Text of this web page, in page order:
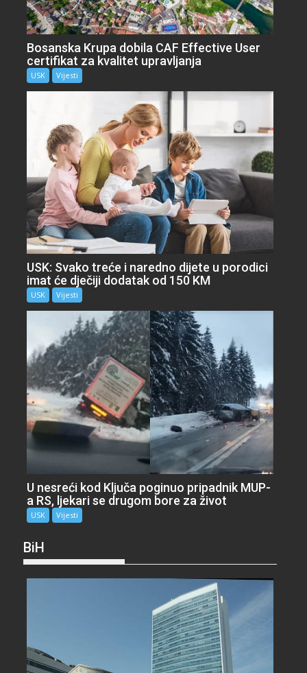
Bosanska Krupa dobila CAF Effective User
certifikat za kvalitet upravljanja
USK Vijesti
USK: Svako treće i naredno dijete u porodici
imat će dječiji dodatak od 150 KM
USK Vijesti
U nesreći kod Ključa poginuo pripadnik MUP-
a RS, ljekari se drugom bore za život
USK Vijesti
BiH